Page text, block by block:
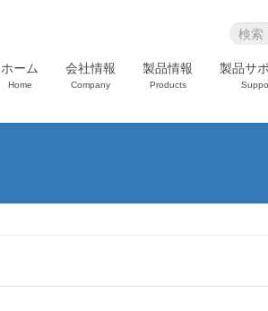
ホーム
Home
会社情報
Company
製品情報
Products
製品サ